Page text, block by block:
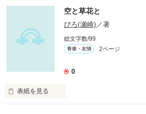
ある日私は突然、倒れてしまった!!
クラスメイトの目の前で!!
いったい何が起きたのか？
分かんない!?
その日を境に、皆の態度が変わった!!
これが私と病気との長い付き合いの始ま
空と草花と
ぴろ(瀬崎) ／著
総文字数/99
青春・友情 2ページ
0
表紙を見る